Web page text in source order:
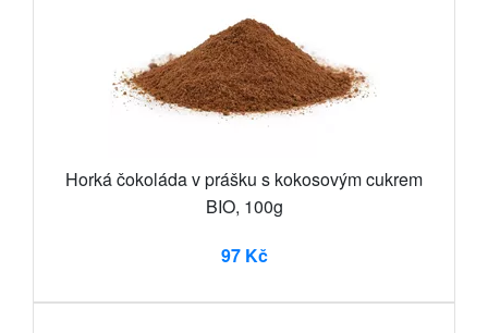
Horká čokoláda v prášku s kokosovým cukrem
BIO, 100g
97 Kč